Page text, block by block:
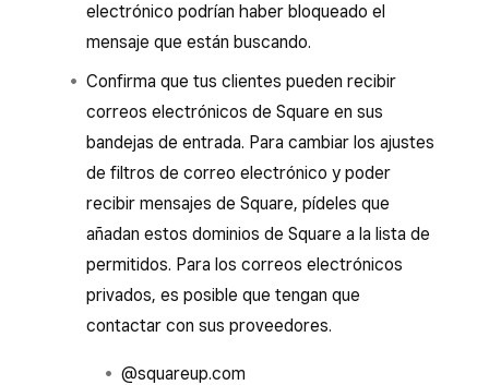
electrónico podrían haber bloqueado el
mensaje que están buscando.
Confirma que tus clientes pueden recibir
correos electrónicos de Square en sus
bandejas de entrada. Para cambiar los ajustes
de filtros de correo electrónico y poder
recibir mensajes de Square, pídeles que
añadan estos dominios de Square a la lista de
permitidos. Para los correos electrónicos
privados, es posible que tengan que
contactar con sus proveedores.
@squareup.com